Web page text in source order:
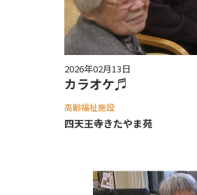
2026年02月13日
カラオケ♬
高齢福祉施設
四天王寺きたやま苑